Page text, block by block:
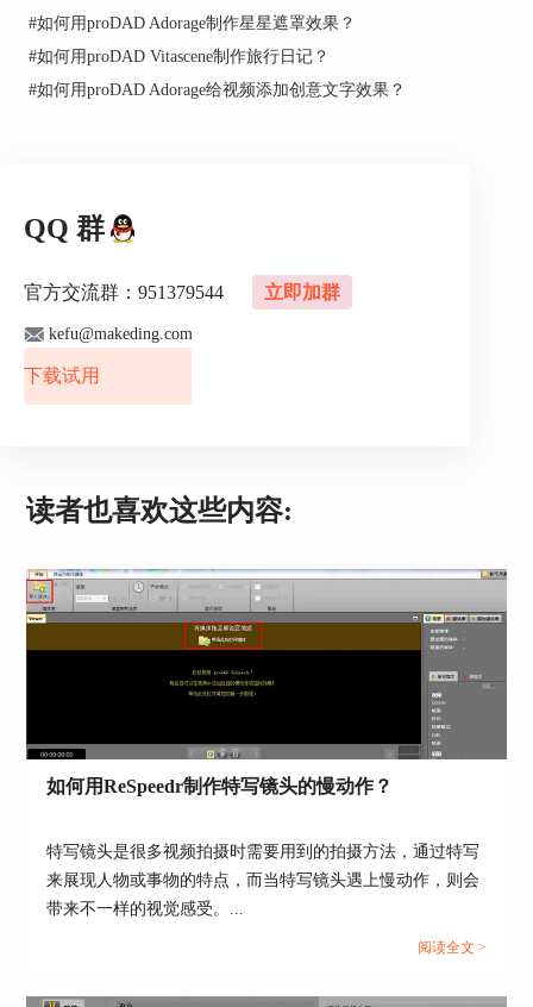
图2：效果设置
选择“文件”进行导入；然后点击文件夹图标，出
现“选择文件”和“选择目录”，选择文件后弹出素材
选择窗口，直接导入即可。
图3：导入视频A
始位置”，将蓝色的方框移动到中心位偏右一格的
位置，再点击“结束位置”，将绿色方框移动到中心
位偏左一格的位置，这样让图片从开始到结束形
成“平移一个方格”的运动路径。
（这里的开始位置和结束位置都是相对位置，可以
自由选择开始和结束的位置，只需要让图片形成从
右到左的平移效果即可。）
#如何用proDAD Adorage制作星星遮罩效果？
#如何用proDAD Vitascene制作旅行日记？
#如何用proDAD Adorage给视频添加创意文字效果？
QQ 群
官方交流群：951379544 立即加群
kefu@makeding.com
下载试用
读者也喜欢这些内容:
如何用ReSpeedr制作特写镜头的慢动作？
特写镜头是很多视频拍摄时需要用到的拍摄方法，通过特写
来展现人物或事物的特点，而当特写镜头遇上慢动作，则会
带来不一样的视觉感受。...
阅读全文 >